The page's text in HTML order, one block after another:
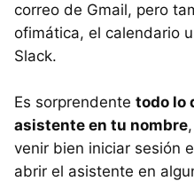
correo de Gmail, pero
ofimática, el calendario
Slack.
Es sorprendente todo lo
asistente en tu nombre
venir bien iniciar sesión
abrir el asistente en